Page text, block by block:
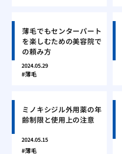
薄毛でもセンターパート
を楽しむための美容院で
の頼み方
2024.05.29
薄毛
ミノキシジル外用薬の年
齢制限と使用上の注意
2024.05.15
薄毛